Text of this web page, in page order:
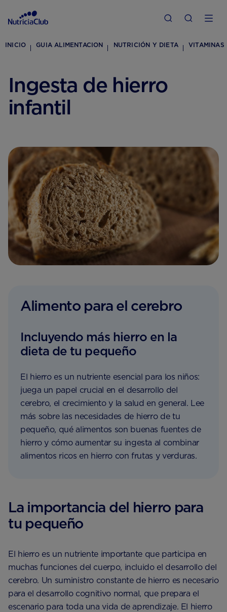
INICIO GUIA ALIMENTACION NUTRICIÓN Y DIETA VITAMINAS
Ingesta de hierro
infantil
Alimento para el cerebro
Incluyendo más hierro en la
dieta de tu pequeño
El hierro es un nutriente esencial para los niños:
juega un papel crucial en el desarrollo del
cerebro, el crecimiento y la salud en general. Lee
más sobre las necesidades de hierro de tu
pequeño, qué alimentos son buenas fuentes de
hierro y cómo aumentar su ingesta al combinar
alimentos ricos en hierro con frutas y verduras.
La importancia del hierro para
tu pequeño
El hierro es un nutriente importante que participa en
muchas funciones del cuerpo, incluido el desarrollo del
cerebro. Un suministro constante de hierro es necesario
para el desarrollo cognitivo normal, que prepara el
escenario para toda una vida de aprendizaje. El hierro